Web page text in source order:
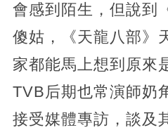
會感到陌生，但說到
傻姑，《天龍八部》
家都能馬上想到原來
TVB后期也常演師奶
接受媒體專訪，談及